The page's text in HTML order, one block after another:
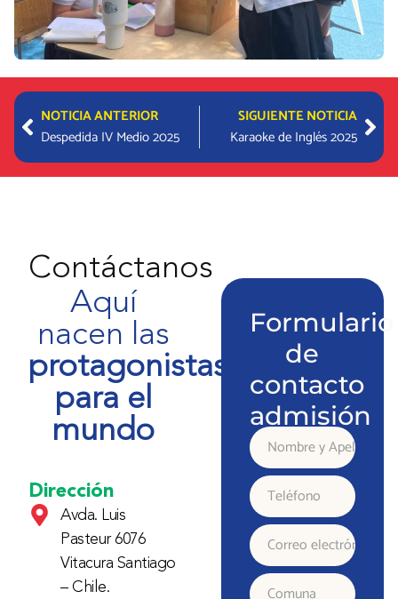
PrevNOTICIA ANTERIOR
Despedida IV Medio 2025
SIGUIENTE NOTICIA
Karaoke de Inglés 2025
Contáctanos
Aquí
nacen las
protagonistas
para el
mundo
Dirección
Avda. Luis
Pasteur 6076
Vitacura Santiago
– Chile.
Formulario
de
contacto
admisión
Nombre
y
Apellido
Teléfono
Correo
electrónico
Comuna